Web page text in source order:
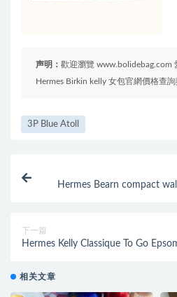
声明： 歡迎瀏覽 www.bolidebag.com
Hermes Birkin kelly 女包官網價格查詢
3P Blue Atoll
Hermes Bearn compact
下一篇
Hermes Kelly Classique To Go
相关文章